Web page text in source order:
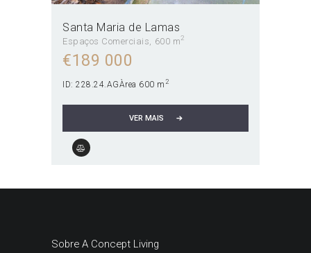
Santa Maria de Lamas
Espaços Comerciais 600 m2
€189 000
ID: 228.24.AGÀrea 600 m 2
VER MAIS
Sobre A Concept Living